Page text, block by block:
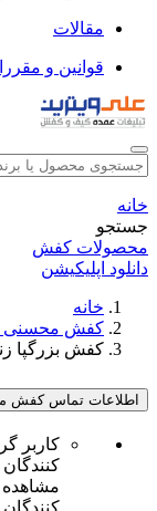
مقالات
قوانین و
خانه
جستجو
محصولات کفش
دانلود اپلیکیشن
خانه
کفش محسنی
کفش بزرگپا
اطلاعات تماس کفش
کاربر